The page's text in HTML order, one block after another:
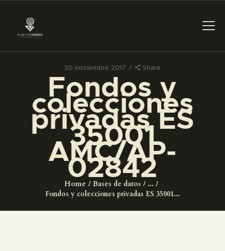
30 noviembre 2017 Share
Fondos y
colecciones
privadas ES
35001
AMC/AP-
02842
Home Bases de datos
...
Fondos y colecciones privadas ES 35001...
PREPARAR LA VISITA
ACTIVIDADES
█
EL MUSEO